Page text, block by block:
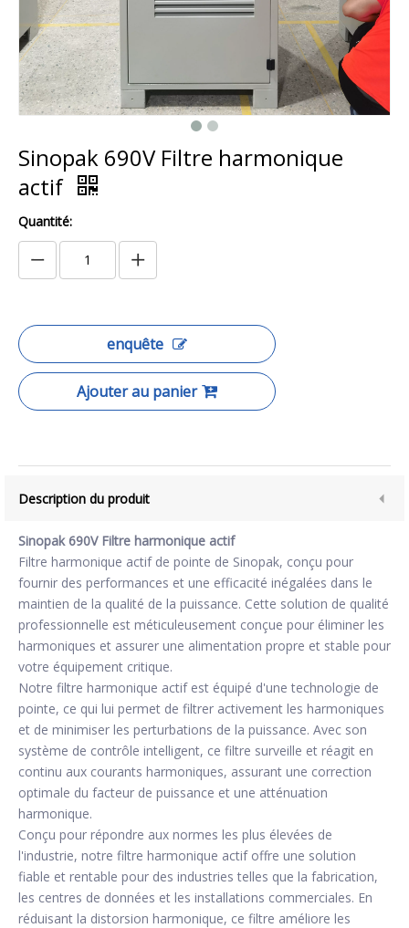
Sinopak 690V Filtre harmonique
actif
Quantité:
enquête
Ajouter au panier
Description du produit
Sinopak 690V Filtre harmonique actif
Filtre harmonique actif de pointe de Sinopak, conçu pour
fournir des performances et une efficacité inégalées dans le
maintien de la qualité de la puissance. Cette solution de qualité
professionnelle est méticuleusement conçue pour éliminer les
harmoniques et assurer une alimentation propre et stable pour
votre équipement critique.
Notre filtre harmonique actif est équipé d'une technologie de
pointe, ce qui lui permet de filtrer activement les harmoniques
et de minimiser les perturbations de la puissance. Avec son
système de contrôle intelligent, ce filtre surveille et réagit en
continu aux courants harmoniques, assurant une correction
optimale du facteur de puissance et une atténuation
harmonique.
Conçu pour répondre aux normes les plus élevées de
l'industrie, notre filtre harmonique actif offre une solution
fiable et rentable pour des industries telles que la fabrication,
les centres de données et les installations commerciales. En
réduisant la distorsion harmonique, ce filtre améliore les